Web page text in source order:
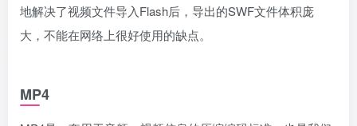
地解决了视频文件导入Flash后，导出的SWF文件体积庞
大，不能在网络上很好使用的缺点。
MP4